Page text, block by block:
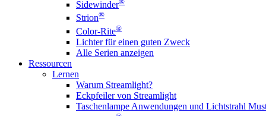
Sidewinder
Strion®
Color-Rite®
Lichter für einen guten Zweck
Alle Serien anzeigen
Ressourcen
Lernen
Warum Streamlight?
Eckpfeiler von Streamlight
Taschenlampe Anwendungen und Lichtstrahl